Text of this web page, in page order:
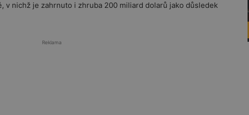
v nichž je zahrnuto i zhruba 200 miliard dolarů jako důsledek
Reklama